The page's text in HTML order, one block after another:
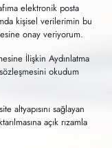
elektronik posta
kişisel verilerimin bu
onay veriyorum.
İlişkin Aydınlatma
okudum
altyapısını sağlayan
açık rızamla